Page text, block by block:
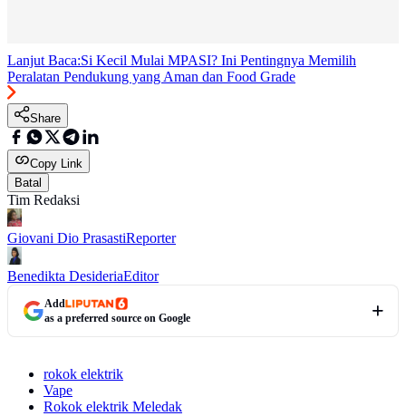
Lanjut Baca:Si Kecil Mulai MPASI? Ini Pentingnya Memilih
Peralatan Pendukung yang Aman dan Food Grade
Share
Copy Link
Batal
Tim Redaksi
Giovani Dio PrasastiReporter
Benedikta DesideriaEditor
Add
as a preferred source on Google
rokok elektrik
Vape
Rokok elektrik Meledak